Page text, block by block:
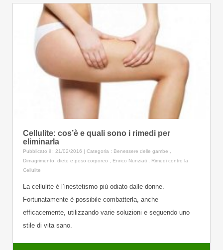
Cellulite: cos’è e quali sono i rimedi per
eliminarla
Pubblicato il : 21/02/2016 | Categoria : Benessere delle gambe ,
Dimagrimento, diete e peso corporeo , Enrico Nunziati , Rimedi contro la
Cellulite
La cellulite è l’inestetismo più odiato dalle donne.
Fortunatamente è possibile combatterla, anche
efficacemente, utilizzando varie soluzioni e seguendo uno
stile di vita sano.